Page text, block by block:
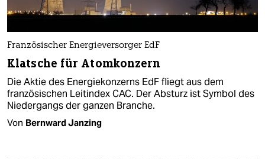
Französischer Energieversorger EdF
Klatsche für Atomkonzern
Die Aktie des Energiekonzerns EdF fliegt aus dem
französischen Leitindex CAC. Der Absturz ist Symbol des
Niedergangs der ganzen Branche.
Von Bernward Janzing